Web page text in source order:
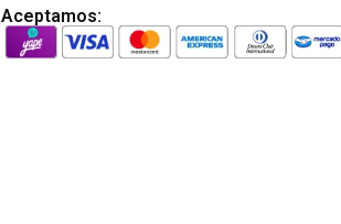
Aceptamos: